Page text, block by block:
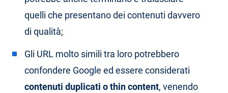
quelli che presentano dei contenuti davvero
di qualità;
Gli URL molto simili tra loro potrebbero
confondere Google ed essere considerati
contenuti duplicati o thin content, venendo